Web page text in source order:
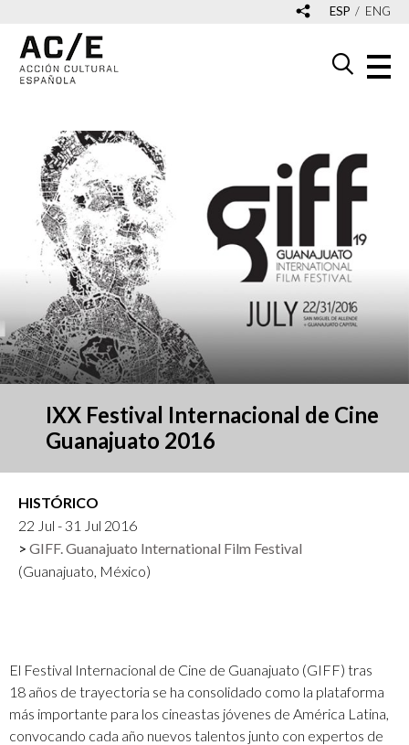
ESP ENG
IXX Festival Internacional de Cine
Guanajuato 2016
HISTÓRICO
22 Jul - 31 Jul 2016
GIFF. Guanajuato International Film Festival
(Guanajuato, México)
El Festival Internacional de Cine de Guanajuato (GIFF) tras
18 años de trayectoria se ha consolidado como la plataforma
más importante para los cineastas jóvenes de América Latina,
convocando cada año nuevos talentos junto con expertos de